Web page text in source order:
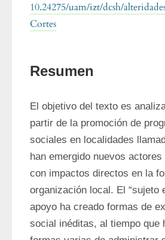
10.24275/uam/izt/dcsh/
Cortes
Resumen
El objetivo del texto es
partir de la promoción de
sociales en localidades
han emergido nuevos
con impactos directos en la
organización local. El “sujeto
apoyo ha creado formas de
social inéditas, al tiempo que